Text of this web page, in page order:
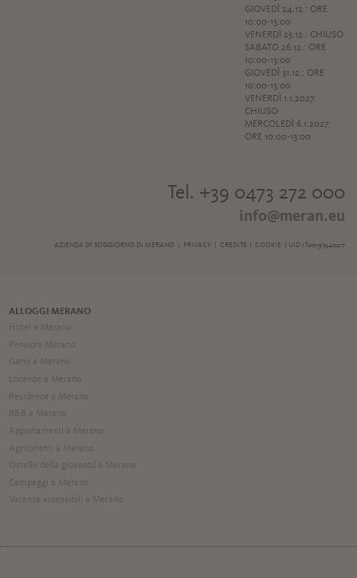
GIOVEDÌ 24.12.: ORE
10:00-13:00
VENERDÌ 25.12.: CHIUSO
SABATO 26.12.: ORE
10:00-13:00
GIOVEDÌ 31.12.: ORE
10:00-13:00
VENERDÌ 1.1.2027:
CHIUSO
MERCOLEDÌ 6.1.2027:
ORE 10:00-13:00
Tel. +39 0473 272 000
info@meran.eu
AZIENDA DI SOGGIORNO DI MERANO | PRIVACY| CREDITS| COOKIE | UID IT00197440217
ALLOGGI MERANO
Hotel a Merano
Pensioni Merano
Garni a Merano
Locande a Merano
Residence a Merano
B&B a Merano
Appartamenti a Merano
Agriturismi a Merano
Ostello della gioventú a Merano
Campeggi a Merano
Vacanze accessibili a Merano